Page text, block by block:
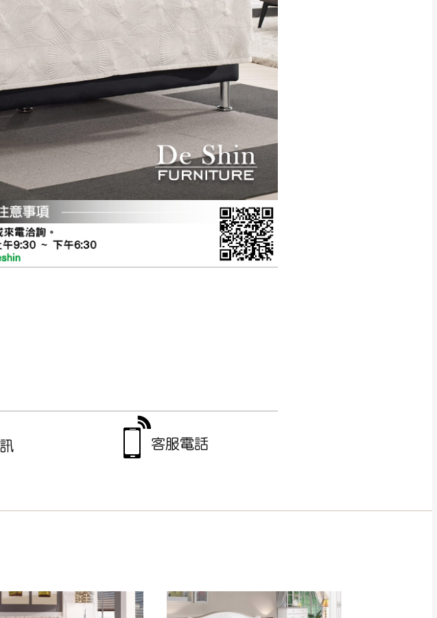
卓蘭鎮、三灣、通霄山區、西湖、泰安
鄉、大湖鄉、頭屋、獅潭鄉
天
電話聯絡確認
休無送貨｜
)、(日)兩天收送貨
蘭、 花蓮、台東、金門、馬祖、澎湖地區
或收貨地點搬運過於困難等因素，導致無法順利配送，
他的吊掛方式吊運，費用將由買方自行支付。
定特定時間送達，司機當天到貨前皆會再與您通知，
工作天另行寄出，另外約加上2~7個工作天內
，我們將為您更換新品，運費皆由本站負責，
、床包、枕頭類產品需為未拆封狀態(請保持商
)，若未依照上述方式處理，恕無法接受退貨。
定色差或解析度等因素， 與實際商品的顏色、
人資成本，請您訂購前詳加確認。(包含商品尺寸
有些許誤差值(約正負0.5CM) 詳細尺寸以實品
人員(Line@ ID：@dershin
，並須保持商品全新
破壞，恕無法辦理退換貨。
見諒！
由消費者自行吸收(另事先與消費者報價，消費
瑕疵問題於鑑賞期內退貨之情形，我們需酌收
動取消)。
費清運專線：0800-085-717。